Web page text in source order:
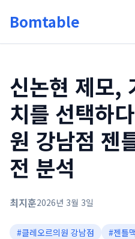
Bomtable
신논현 제모,
치를 선택하
원 강남점 젠
전 분석
최지훈2026년 3월 3일
#클레오르의원 강남점 #젠틀